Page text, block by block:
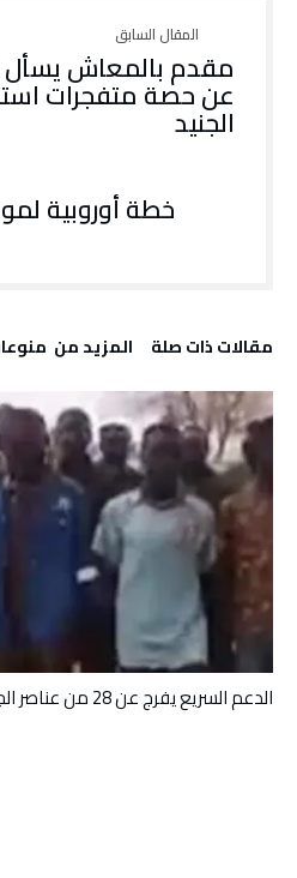
مقدم بالمعاش يسأل
عن حصة متفجرات
الجنيد
خطة أوروبية
‫مقالات ذات صلة‬ ‫المزيد من
الدعم السريع يفرج عن 28 من عناصر الجيش